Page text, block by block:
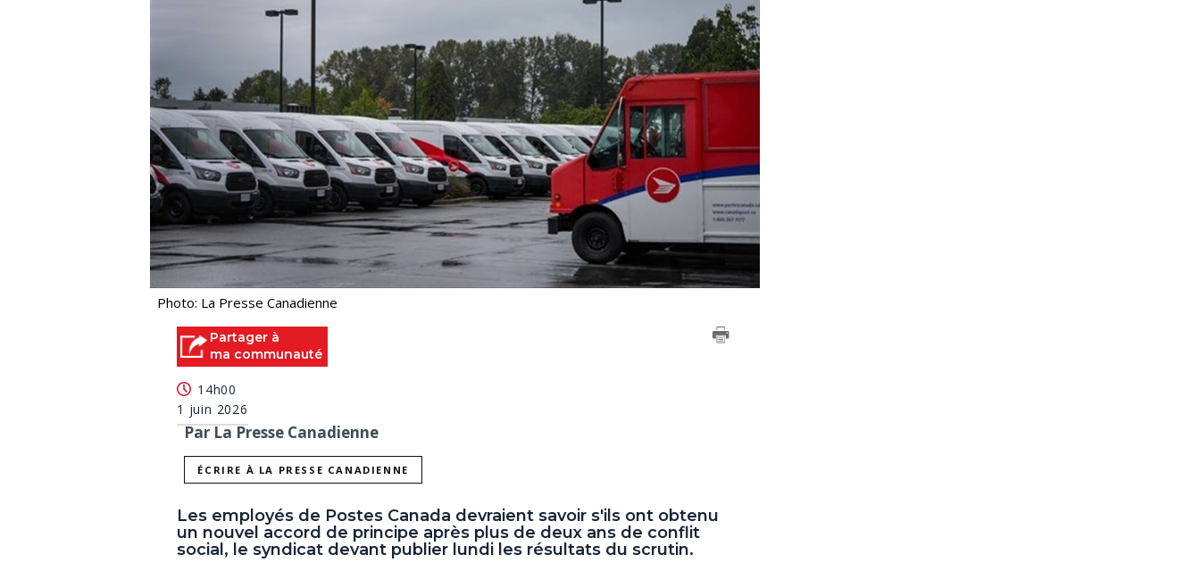
Photo: La Presse Canadienne
Partager à
ma communauté
14h00
1 juin 2026
Par La Presse Canadienne
ÉCRIRE À LA PRESSE CANADIENNE
Les employés de Postes Canada devraient savoir s'ils ont obtenu
un nouvel accord de principe après plus de deux ans de conflit
social, le syndicat devant publier lundi les résultats du scrutin.